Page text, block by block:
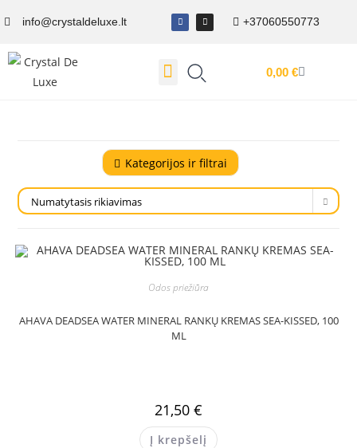
info@crystaldeluxe.lt +37060550773
0,00 €
Kategorijos ir filtrai
Numatytasis rikiavimas
Odos priežiūra
AHAVA DEADSEA WATER MINERAL RANKŲ KREMAS SEA-KISSED, 100
ML
21,50 €
Į krepšelį